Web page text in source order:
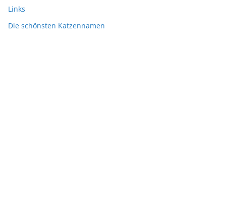
Links
Die schönsten Katzennamen